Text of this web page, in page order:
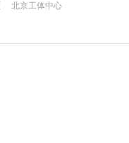
北京工体中心